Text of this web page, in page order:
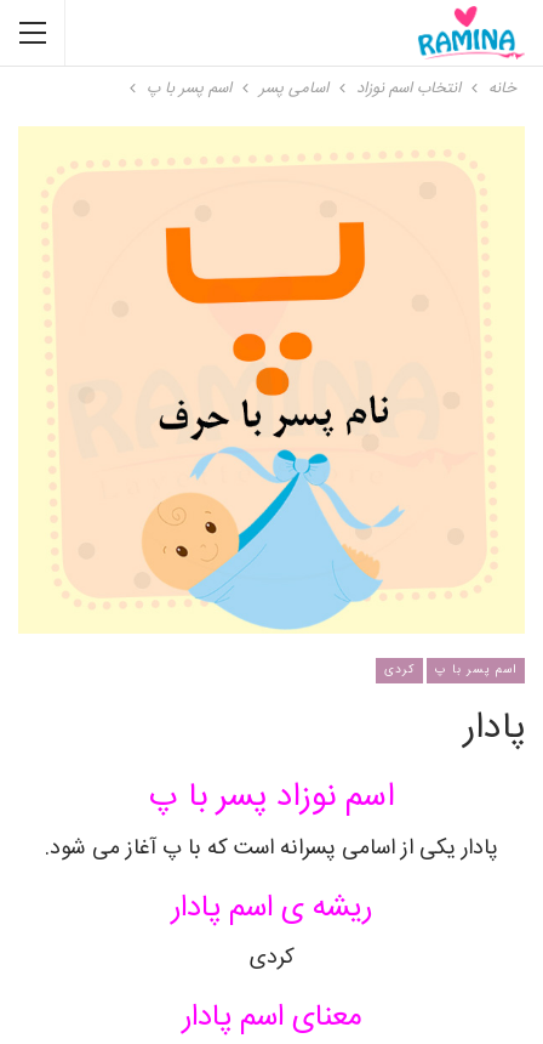
خانه انتخاب اسم نوزاد اسامی پسر اسم پسر با پ
اسم پسر با پ کردی
پادار
اسم نوزاد پسر با پ
پادار یکی از اسامی پسرانه است که با پ آغاز می شود.
ریشه ی اسم پادار
کردی
معنای اسم پادار